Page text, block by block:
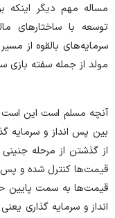
مساله مهم دیگر اینکه
توسعه با ساختار‌های
سرمایه‌های بالقوه از
مولد از جمله سفته بازی
آنچه مسلم است این است
بین پس انداز و سرمایه
قیمت‌ها کنترل شده و پس
قیمت‌ها به سمت پایین